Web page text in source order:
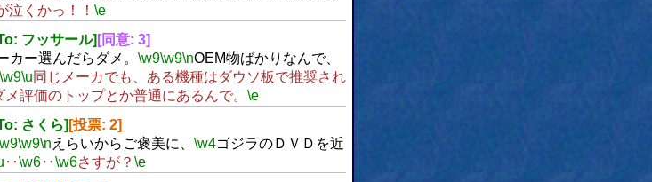
泣くかっ！！ \e
フッサール] [同意: 3]
カー選んだらダメ。 \w9\w9\nOEM物ばかりなんで、
\u同じメーカでも、ある機種はダウソ板で推奨され
評価のトップとか普通にあるんで。 \e
さくら] [投票: 2]
\w9\n えらいからご褒美に、 \w4ゴジラのＤＶＤを近
‥\w6‥\w6さすが？ \e